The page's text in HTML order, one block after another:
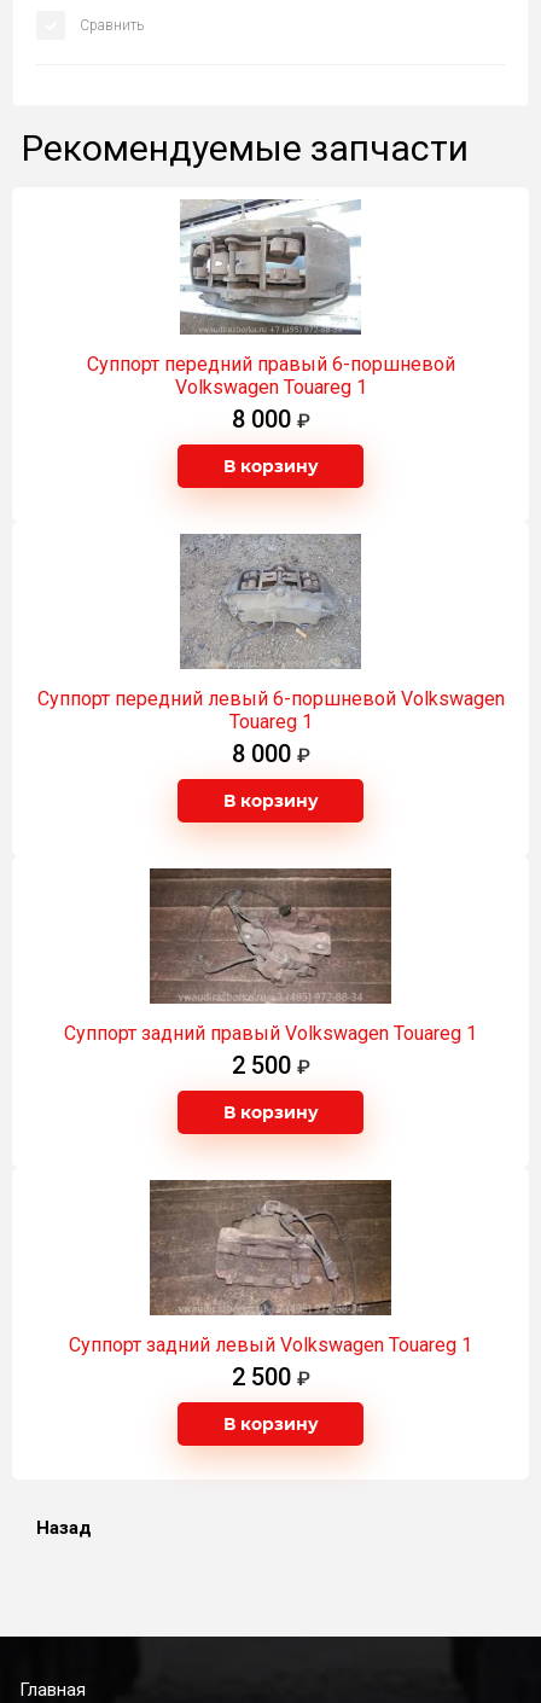
Сравнить
Рекомендуемые запчасти
Суппорт передний правый 6-поршневой
Volkswagen Touareg 1
8 000
В корзину
Суппорт передний левый 6-поршневой Volkswagen
Touareg 1
8 000
В корзину
Суппорт задний правый Volkswagen Touareg 1
2 500
В корзину
Суппорт задний левый Volkswagen Touareg 1
2 500
В корзину
Назад
Главная